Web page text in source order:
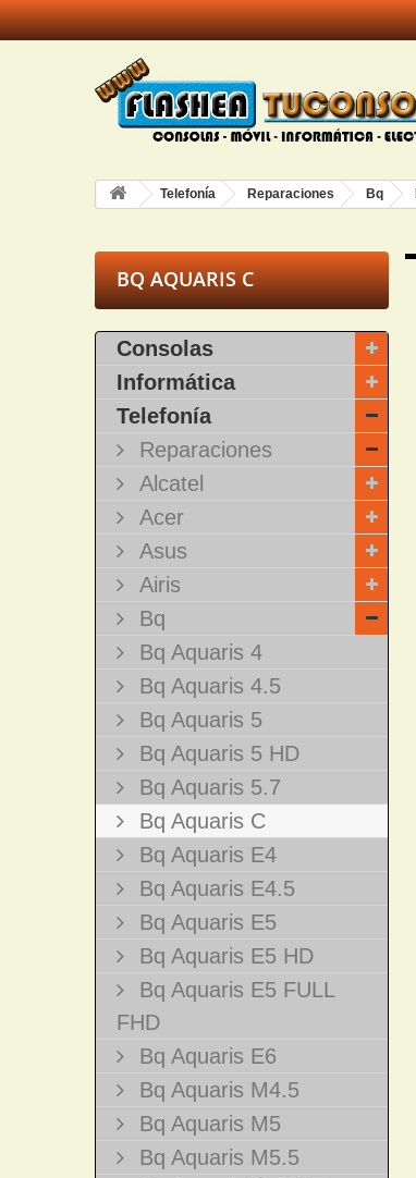
Telefonía Reparaciones Bq
BQ AQUARIS C
Consolas
Informática
Telefonía
Reparaciones
Alcatel
Acer
Asus
Airis
Bq
Bq Aquaris 4
Bq Aquaris 4.5
Bq Aquaris 5
Bq Aquaris 5 HD
Bq Aquaris 5.7
Bq Aquaris C
Bq Aquaris E4
Bq Aquaris E4.5
Bq Aquaris E5
Bq Aquaris E5 HD
Bq Aquaris E5 FULL
FHD
Bq Aquaris E6
Bq Aquaris M4.5
Bq Aquaris M5
Bq Aquaris M5.5